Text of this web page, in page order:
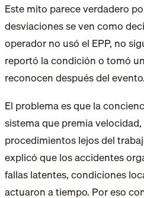
Este mito parece verdadero
desviaciones se ven como
operador no usó el EPP, no
reportó la condición o tomó
reconocen después del evento.
El problema es que la
sistema que premia
procedimientos lejos del
explicó que los accidentes
fallas latentes, condiciones
actuaron a tiempo. Por eso